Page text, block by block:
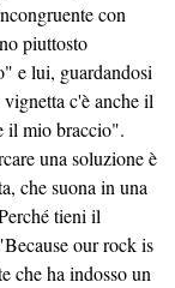
con
piuttosto
e lui, guardandosi
c'è anche il
il mio braccio".
una soluzione è
che suona in una
tieni il
our rock is
che ha indosso un